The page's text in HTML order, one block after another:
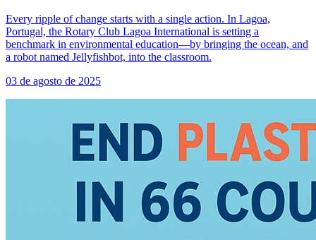
Every ripple of change starts with a single action. In Lagoa,
Portugal, the Rotary Club Lagoa International is setting a
benchmark in environmental education—by bringing the ocean, and
a robot named Jellyfishbot, into the classroom.
03 de agosto de 2025